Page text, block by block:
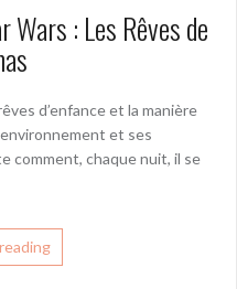
Wars : Les Rêves de
d’enfance et la manière
et ses
comment, chaque nuit, il se